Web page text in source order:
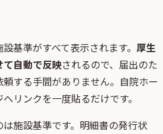
基準がすべて表示されます。 厚生
自動で反映されるので、届出のた
する手間がありません。自院ホー
リンクを一度貼るだけです。
施設基準です。明細書の発行状